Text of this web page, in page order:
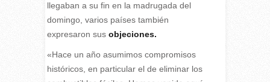
llegaban a su fin en la madrugada del
domingo, varios países también
expresaron sus objeciones.
«Hace un año asumimos compromisos
históricos, en particular el de eliminar los